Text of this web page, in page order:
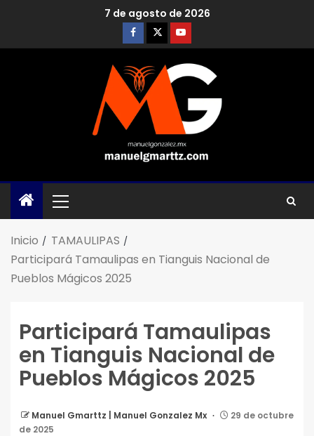
7 de agosto de 2026
Inicio
TAMAULIPAS
Participará Tamaulipas en Tianguis Nacional de
Pueblos Mágicos 2025
Participará Tamaulipas
en Tianguis Nacional de
Pueblos Mágicos 2025
Manuel Gmarttz | Manuel Gonzalez Mx
29 de octubre
de 2025